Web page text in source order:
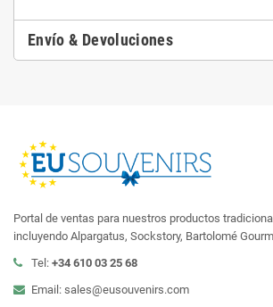
Envío & Devoluciones
Portal de ventas para nuestros productos
incluyendo Alpargatus, Sockstory, Bartolomé
Tel: +34 610 03 25 68
Email: sales@eusouvenirs.com